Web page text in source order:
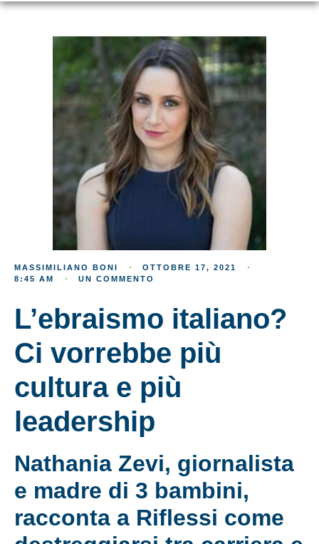
MASSIMILIANO BONI
OTTOBRE 17, 2021
8:45 AM
UN COMMENTO
L’ebraismo italiano?
Ci vorrebbe più
cultura e più
leadership
Nathania Zevi, giornalista
e madre di 3 bambini,
racconta a Riflessi come